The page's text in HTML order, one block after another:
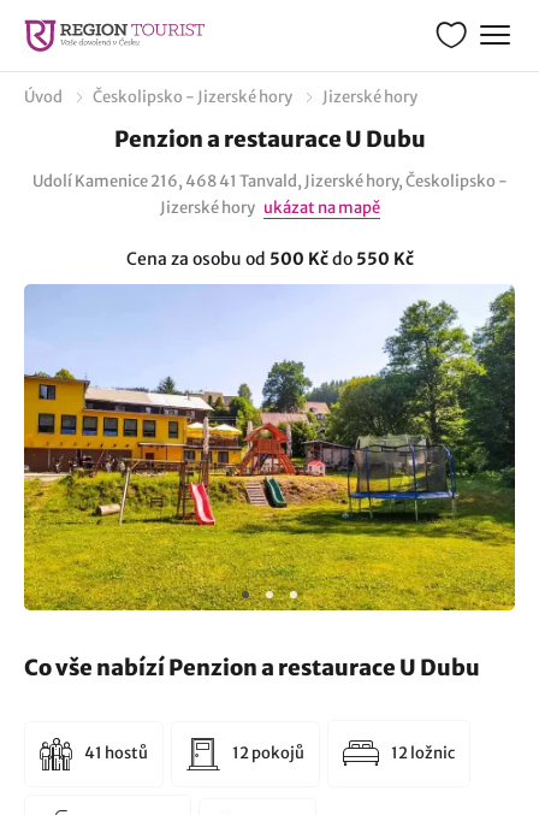
Úvod Českolipsko - Jizerské hory Jizerské hory
Penzion a restaurace U Dubu
Udolí Kamenice 216, 468 41 Tanvald, Jizerské hory, Českolipsko -
Jizerské hory ukázat na mapě
Cena za osobu od 500 Kčdo 550 Kč
Co vše nabízí Penzion a restaurace U Dubu
41 hostů 12 pokojů 12 ložnic